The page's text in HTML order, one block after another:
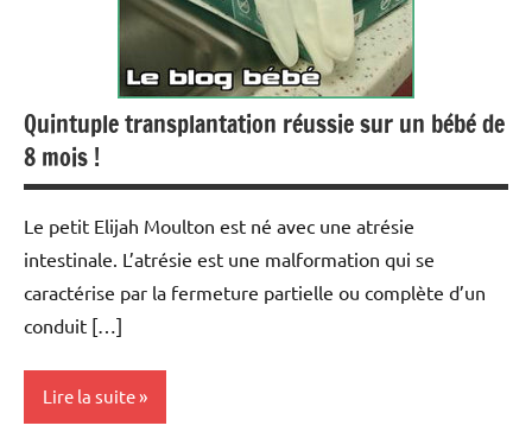
Quintuple transplantation réussie sur un bébé de
8 mois !
Le petit Elijah Moulton est né avec une atrésie
intestinale. L’atrésie est une malformation qui se
caractérise par la fermeture partielle ou complète d’un
conduit […]
Lire la suite